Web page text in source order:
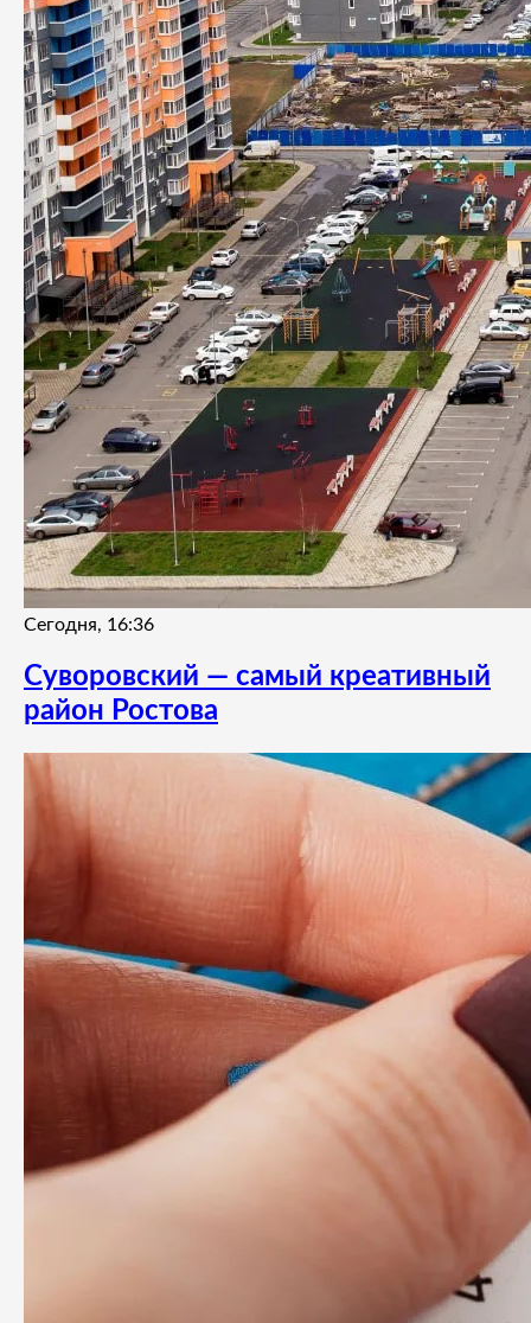
Сегодня, 16:36
Суворовский — самый креативный
район Ростова